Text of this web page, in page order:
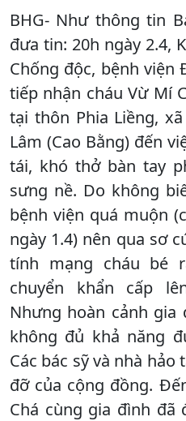
BHG- Như thông tin
đưa tin: 20h ngày 2.4,
Chống độc, bệnh viện
tiếp nhận cháu Vừ Mí
tại thôn Phia Liềng,
Lâm (Cao Bằng) đến
tái, khó thở bàn tay
sưng nề. Do không
bệnh viện quá muộn
ngày 1.4) nên qua sơ
tính mạng cháu bé
chuyển khẩn cấp
Nhưng hoàn cảnh
không đủ khả năng
Các bác sỹ và nhà
đỡ của cộng đồng.
Chá cùng gia đình đã